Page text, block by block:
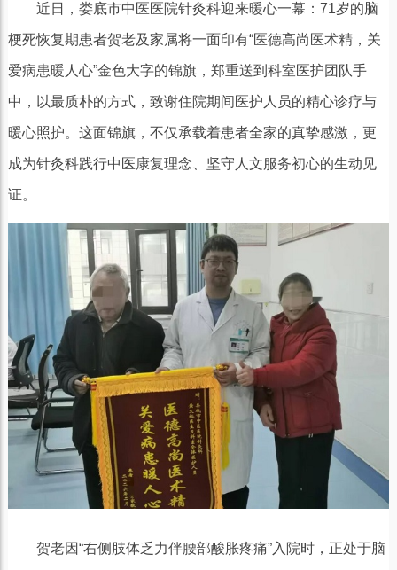
近日，娄底市中医医院针灸科迎来暖心一幕：71岁的脑
梗死恢复期患者贺老及家属将一面印有“医德高尚医术精，关
爱病患暖人心”金色大字的锦旗，郑重送到科室医护团队手
中，以最质朴的方式，致谢住院期间医护人员的精心诊疗与
暖心照护。这面锦旗，不仅承载着患者全家的真挚感激，更
成为针灸科践行中医康复理念、坚守人文服务初心的生动见
证。
贺老因“右侧肢体乏力伴腰部酸胀疼痛”入院时，正处于脑